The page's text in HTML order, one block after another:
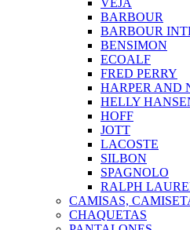
VEJA
BARBOUR
BARBOUR
BENSIMON
ECOALF
FRED PERRY
HARPER AND
HELLY
HOFF
JOTT
LACOSTE
SILBON
SPAGNOLO
RALPH
CAMISAS,
CHAQUETAS